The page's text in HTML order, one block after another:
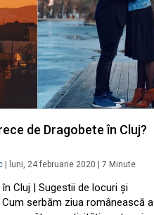
de Dragobete în Cluj?
luni, 24 februarie 2020 7 Minute
Cluj | Sugestii de locuri și
serbăm ziua românească a